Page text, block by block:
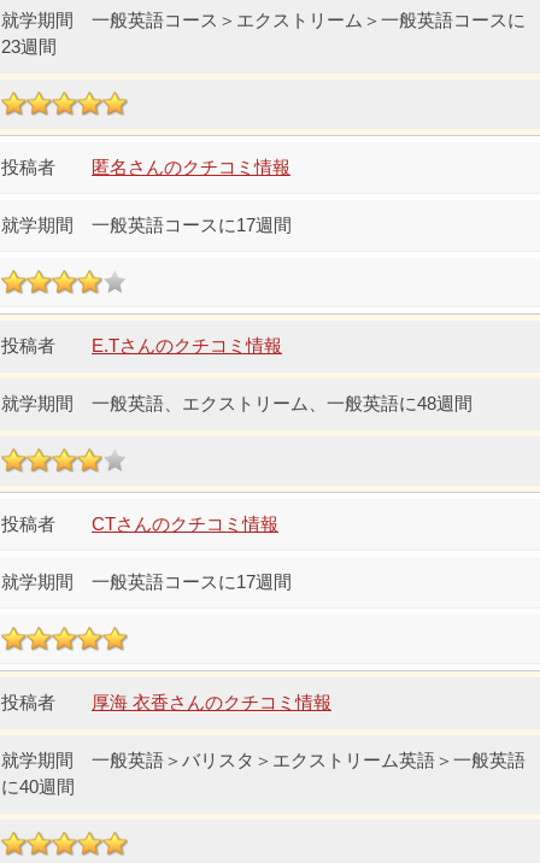
一般英語コース＞エクストリーム＞一般英語コースに
23週間
匿名さんのクチコミ情報
一般英語コースに17週間
E.Tさんのクチコミ情報
一般英語、エクストリーム、一般英語に48週間
CTさんのクチコミ情報
一般英語コースに17週間
厚海 衣香さんのクチコミ情報
一般英語＞バリスタ＞エクストリーム英語＞一般英語
に40週間